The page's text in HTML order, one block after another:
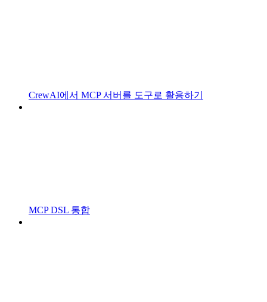
CrewAI에서 MCP 서버를 도구로 활용하기
MCP DSL 통합